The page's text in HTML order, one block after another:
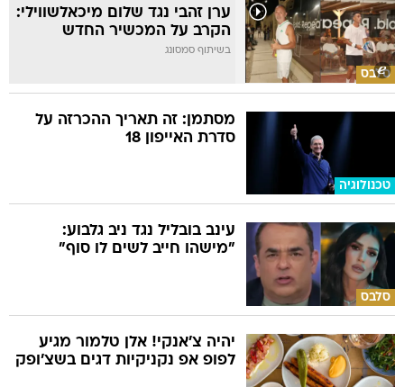
סלבס
ערן זהבי נגד שלום מיכאלשווילי:
הקרב על המכשיר החדש
בשיתוף סמסונג
טכנולוגיה
מסתמן: זה תאריך ההכרזה על
סדרת האייפון 18
סלבס
עינב בובליל נגד ניב גלבוע:
"מישהו חייב לשים לו סוף"
יהיה צ'אנקי! אלן טלמור מגיע
לפופ אפ נקניקיות דגים בשצ'ופק